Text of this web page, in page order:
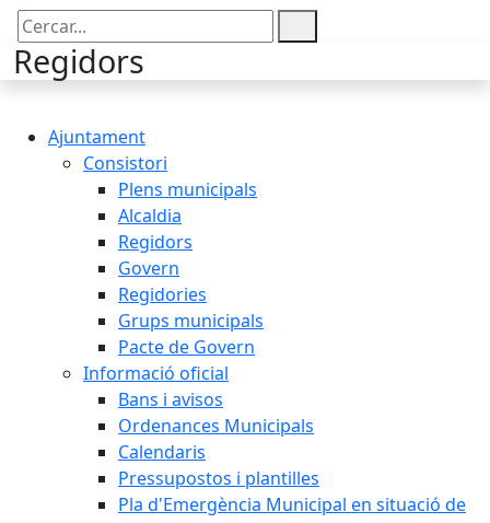
Cercar:
Regidors
Ajuntament
Consistori
Plens municipals
Alcaldia
Regidors
Govern
Regidories
Grups municipals
Pacte de Govern
Informació oficial
Bans i avisos
Ordenances Municipals
Calendaris
Pressupostos i plantilles
Pla d'Emergència Municipal en situació de